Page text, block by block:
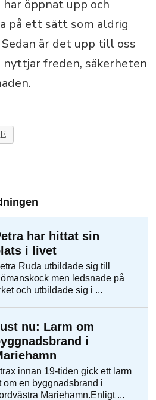
öppnat upp och
på ett sätt som aldrig
är det upp till oss
freden, säkerheten